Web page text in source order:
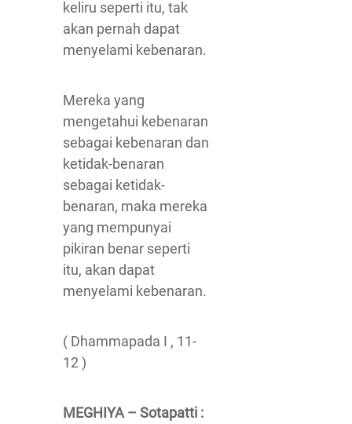
keliru seperti itu, tak
akan pernah dapat
menyelami kebenaran.
Mereka yang
mengetahui kebenaran
sebagai kebenaran dan
ketidak-benaran
sebagai ketidak-
benaran, maka mereka
yang mempunyai
pikiran benar seperti
itu, akan dapat
menyelami kebenaran.
( Dhammapada I , 11-
12 )
MEGHIYA – Sotapatti :